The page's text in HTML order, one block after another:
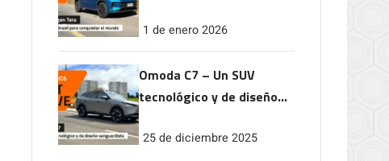
1 de enero 2026
Omoda C7 – Un SUV
tecnológico y de diseño
25 de diciembre 2025